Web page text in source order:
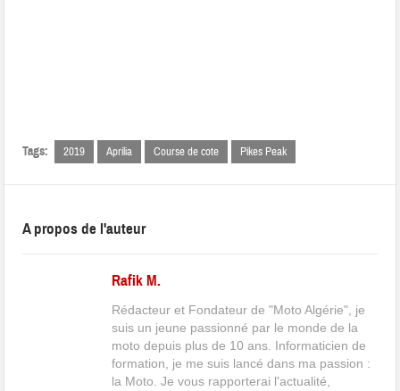
Tags: 2019 Aprilia Course de cote Pikes Peak
A propos de l'auteur
Rafik M.
Rédacteur et Fondateur de "Moto Algérie", je
suis un jeune passionné par le monde de la
moto depuis plus de 10 ans. Informaticien de
formation, je me suis lancé dans ma passion :
la Moto. Je vous rapporterai l'actualité,